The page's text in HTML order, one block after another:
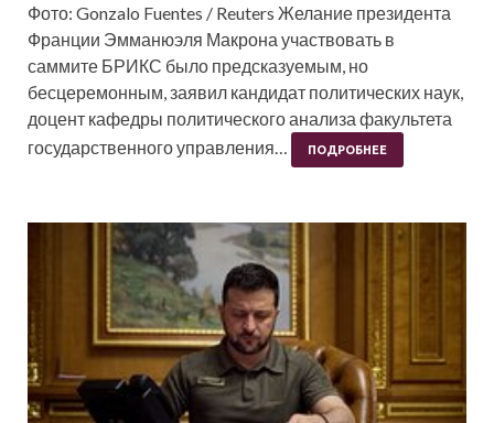
Фото: Gonzalo Fuentes / Reuters Желание президента
Франции Эмманюэля Макрона участвовать в
саммите БРИКС было предсказуемым, но
бесцеремонным, заявил кандидат политических наук,
доцент кафедры политического анализа факультета
государственного управления…
ПОДРОБНЕЕ